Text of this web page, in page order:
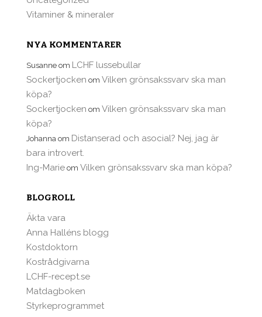
Vitaminer & mineraler
NYA KOMMENTARER
Susanne om LCHF lussebullar
Sockertjocken om Vilken grönsakssvarv ska man
köpa?
Sockertjocken om Vilken grönsakssvarv ska man
köpa?
Johanna om Distanserad och asocial? Nej, jag är
bara introvert.
Ing-Marie om Vilken grönsakssvarv ska man köpa?
BLOGROLL
Äkta vara
Anna Halléns blogg
Kostdoktorn
Kostrådgivarna
LCHF-recept.se
Matdagboken
Styrkeprogrammet